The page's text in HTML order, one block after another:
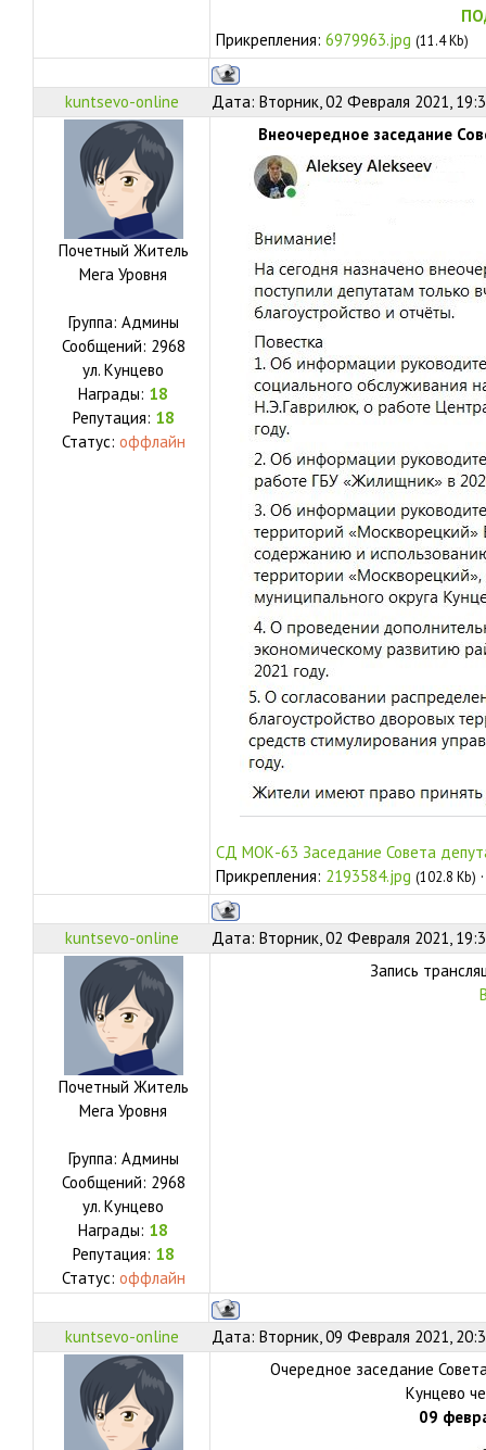
Прикрепления: 6979963.jpg (11.4 Kb)
kuntsevo-online Дата: Вторник, 02 Февраля 2021,
Почетный Житель
Мега Уровня
Группа: Админы
Сообщений: 2968
ул. Кунцево
Награды: 18
Репутация: 18
Статус: оффлайн
Внеочередное заседание
СД МОК-63 Заседание Совета
Прикрепления: 2193584.jpg (102.8 Kb)
kuntsevo-online Дата: Вторник, 02 Февраля 2021,
Почетный Житель
Мега Уровня
Группа: Админы
Сообщений: 2968
ул. Кунцево
Награды: 18
Репутация: 18
Статус: оффлайн
Запись
kuntsevo-online Дата: Вторник, 09 Февраля 2021,
Очередное заседание
Кунцево
09